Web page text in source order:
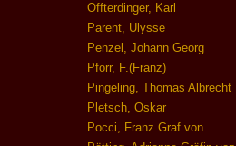
Offterdinger, Karl
Parent, Ulysse
Penzel, Johann Georg
Pforr, F.(Franz)
Pingeling, Thomas Albrecht
Pletsch, Oskar
Pocci, Franz Graf von